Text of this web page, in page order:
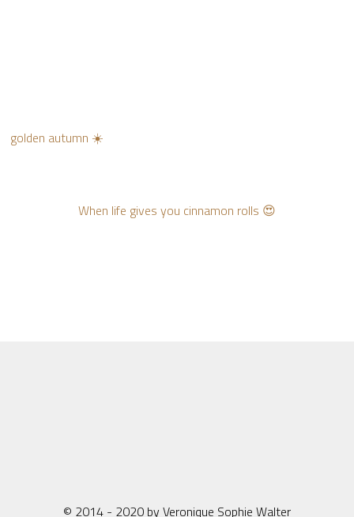
golden autumn ☀️
When life gives you cinnamon rolls 😍
© 2014 - 2020 by Veronique Sophie Walter